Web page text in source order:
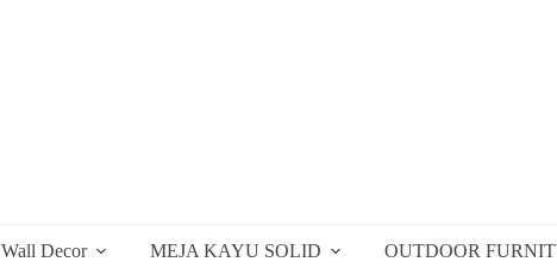
Wall Decor MEJA KAYU SOLID OUTDOOR